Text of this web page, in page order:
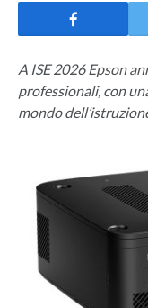
A ISE 2026 Epson
professionali, con
mondo